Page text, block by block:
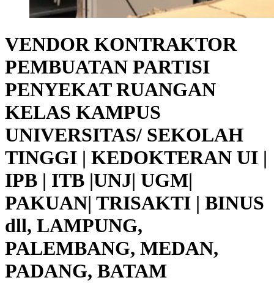
VENDOR KONTRAKTOR
PEMBUATAN PARTISI
PENYEKAT RUANGAN
KELAS KAMPUS
UNIVERSITAS/ SEKOLAH
TINGGI | KEDOKTERAN UI |
IPB | ITB |UNJ| UGM|
PAKUAN| TRISAKTI | BINUS
dll, LAMPUNG,
PALEMBANG, MEDAN,
PADANG, BATAM